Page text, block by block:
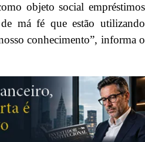
objeto social empréstimos
má fé que estão utilizando
conhecimento”, informa o